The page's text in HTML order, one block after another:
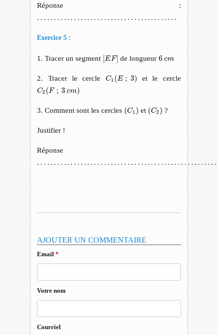
Réponse :
… … … … … … … … … … … … … …
…… … …… … …… … …… … ……
Exercice 5 :
1. Tracer un segment [E F]
[EF] de longueur6 cm
6
2. Tracer le cercle C1 ( E ; 3)
C1 ( E 3) et le cercle
C2 (F ; 3 cm)
C2 ( F 3c
3. Comment sont les cercles (C1 )
(C1 ) et (C2 )
(C2 ) ?
Justifier !
Réponse
… … … … … … … … … … … … … … …………
…… … …… … …… … …… … …… … …… … ……………
AJOUTER UN COMMENTAIRE
Email*
Votre nom
Courriel